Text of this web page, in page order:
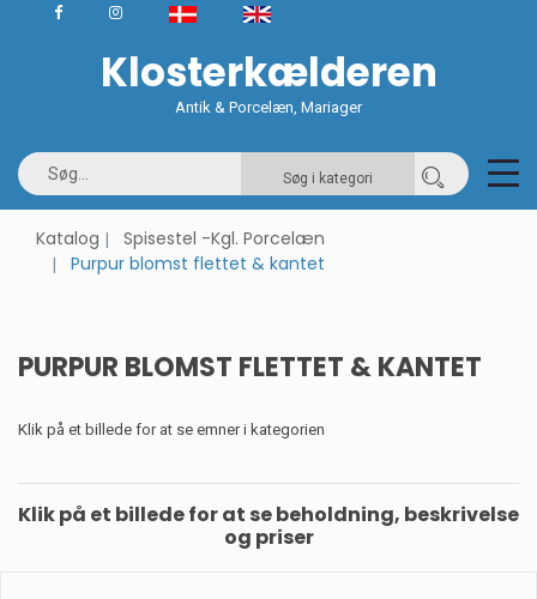
Klosterkælderen
Antik & Porcelæn, Mariager
Søg i kategori
Katalog
Spisestel -Kgl. Porcelæn
Purpur blomst flettet & kantet
PURPUR BLOMST FLETTET & KANTET
Klik på et billede for at se emner i kategorien
Klik på et billede for at se beholdning, beskrivelse
og priser